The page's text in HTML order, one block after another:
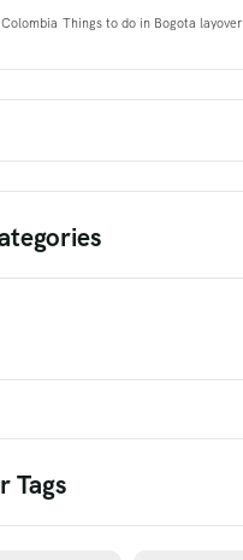
Things to do in Bogota layover
Tags